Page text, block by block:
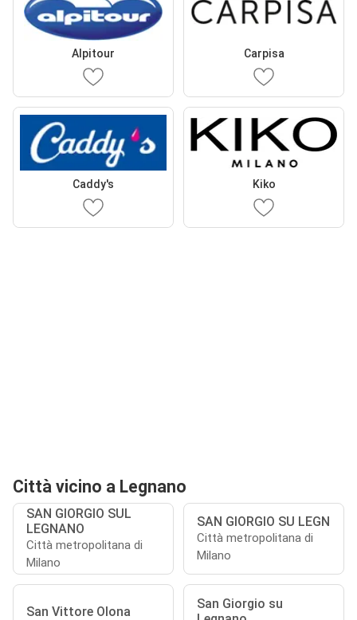
Alpitour Carpisa
Caddy's Kiko
Città vicino a Legnano
SAN GIORGIO SUL
LEGNANO
Città metropolitana di
Milano
SAN GIORGIO SU LEGN
Città metropolitana di
Milano
San Vittore Olona
San Giorgio su